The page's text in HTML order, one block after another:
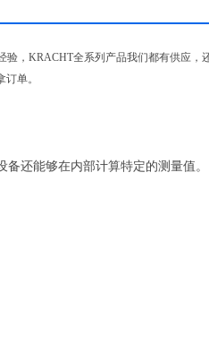
，KRACHT全系列产品我们都有供应，
单。
备还能够在内部计算特定的测量值